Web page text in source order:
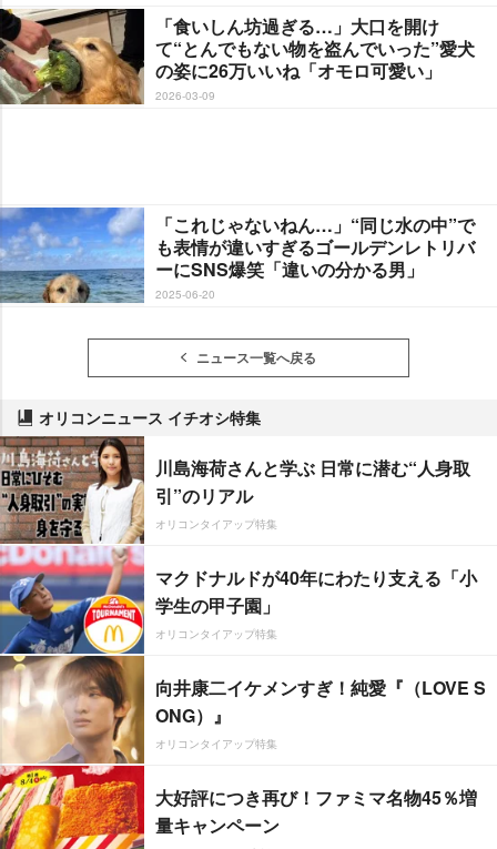
「食いしん坊過ぎる…」大口を開け
て“とんでもない物を盗んでいった”愛犬
の姿に26万いいね「オモロ可愛い」
2026-03-09
「これじゃないねん…」“同じ水の中”で
も表情が違いすぎるゴールデンレトリバ
ーにSNS爆笑「違いの分かる男」
2025-06-20
ニュース一覧へ戻る
オリコンニュース イチオシ特集
川島海荷さんと学ぶ 日常に潜む“人身取
引”のリアル
オリコンタイアップ特集
マクドナルドが40年にわたり支える「小
学生の甲子園」
オリコンタイアップ特集
向井康二イケメンすぎ！純愛『（LOVE S
ONG）』
オリコンタイアップ特集
大好評につき再び！ファミマ名物45％増
量キャンペーン